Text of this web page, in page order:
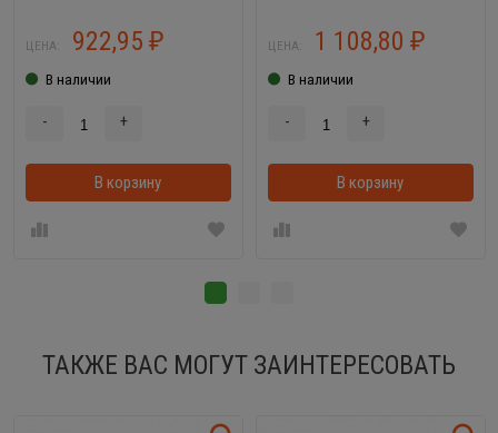
ЦЕНА: 922,95 ₽
В наличии
- +
В корзину В корзинке
ЦЕНА: 1 108,80 ₽
В наличии
- +
В корзину
ТАКЖЕ ВАС МОГУТ ЗАИНТЕРЕСОВАТЬ